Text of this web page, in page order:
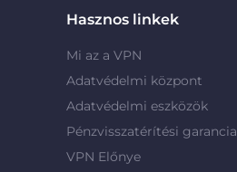
Hasznos linkek
Mi az a VPN
Adatvédelmi központ
Adatvédelmi eszközök
Pénzvisszatérítési garancia
VPN Előnye